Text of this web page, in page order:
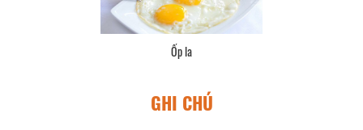
Ốp la
GHI CHÚ